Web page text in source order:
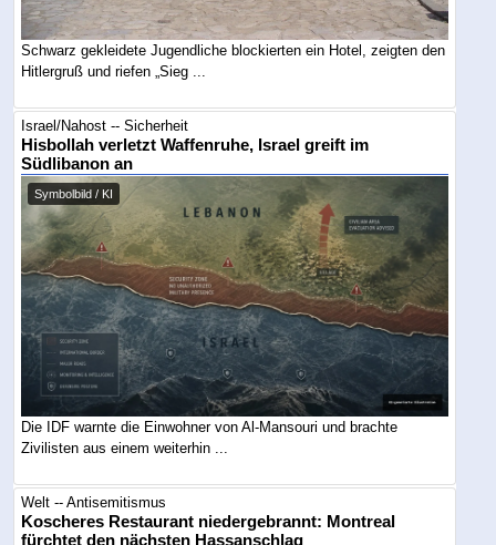
Schwarz gekleidete Jugendliche blockierten ein Hotel, zeigten den
Hitlergruß und riefen „Sieg ...
Israel/Nahost -- Sicherheit
Hisbollah verletzt Waffenruhe, Israel greift im
Südlibanon an
Symbolbild / KI
Die IDF warnte die Einwohner von Al-Mansouri und brachte
Zivilisten aus einem weiterhin ...
Welt -- Antisemitismus
Koscheres Restaurant niedergebrannt: Montreal
fürchtet den nächsten Hassanschlag